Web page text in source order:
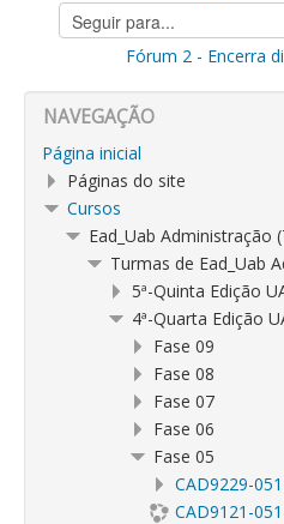
Seguir
para...
Fórum 2 - Encerra
NAVEGAÇÃO
Página inicial
Páginas do site
Cursos
Ead_Uab Administração
Turmas de Ead_Uab
5ª-Quinta Edição
4ª-Quarta Edição
Fase 09
Fase 08
Fase 07
Fase 06
Fase 05
CAD9229-
CAD9121-